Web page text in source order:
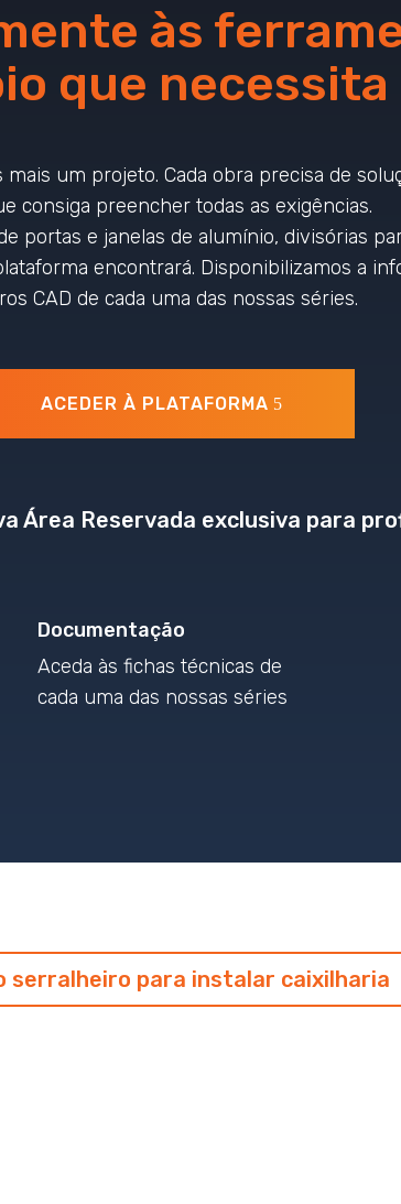
às
que necessita
um projeto. Cada obra precisa de
consiga preencher todas as exigências.
portas e janelas de alumínio, divisórias
encontrará. Disponibilizamos a
CAD de cada uma das nossas séries.
ACEDER À PLATAFORMA
Área Reservada exclusiva para
Documentação
Aceda às fichas técnicas de
cada uma das nossas séries
serralheiro para instalar caixilharia